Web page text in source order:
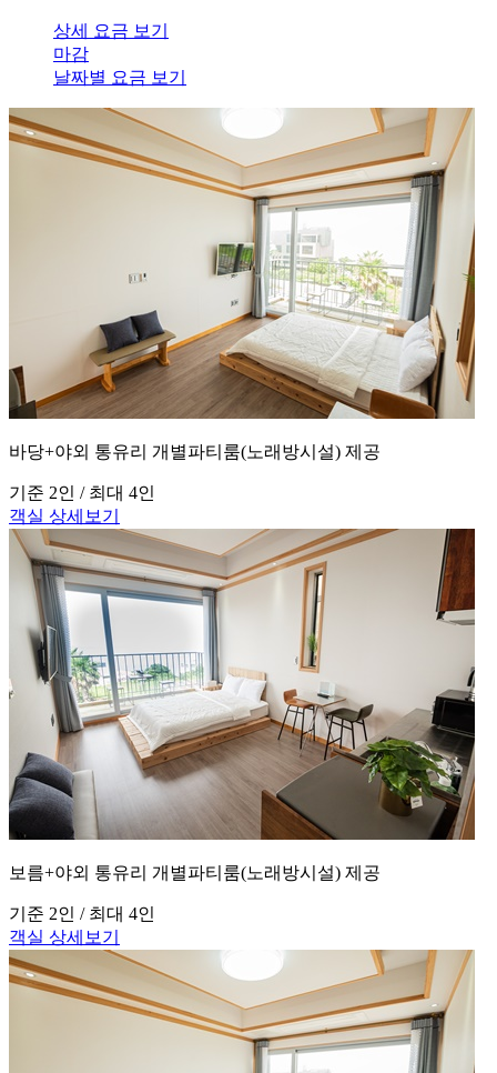
상세 요금 보기
마감
날짜별 요금 보기
바당+야외 통유리 개별파티룸(노래방시설) 제공
기준 2인 / 최대 4인
객실 상세보기
보름+야외 통유리 개별파티룸(노래방시설) 제공
기준 2인 / 최대 4인
객실 상세보기